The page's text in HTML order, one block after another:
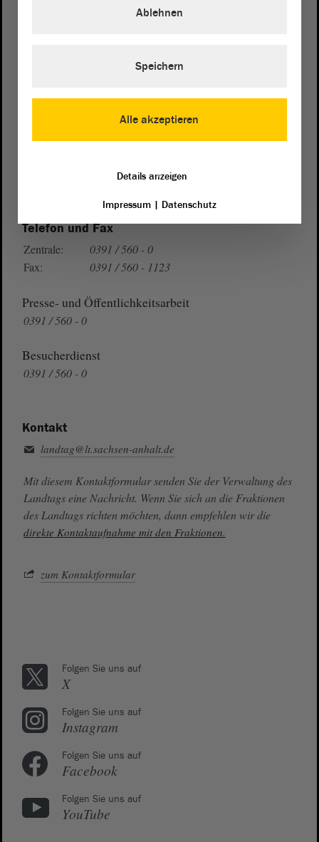
Landtagvon Sachsen-Anhalt
Wegbeschreibung
Telefon und Fax
Zentrale:
0391 / 560 - 0
Fax:
0391 / 560 - 1123
Presse- und Öffentlichkeitsarbeit
0391 / 560 - 0
Besucherdienst
0391 / 560 - 0
Kontakt
landtag@lt.sachsen-anhalt.de
Mit diesem Kontaktformular senden Sie der Verwaltung des
Landtags eine Nachricht. Wenn Sie sich an die Fraktionen
des Landtags richten möchten, dann empfehlen wir die
direkte Kontaktaufnahme mit den Fraktionen.
zum Kontaktformular
Folgen Sie uns auf
X
Folgen Sie uns auf
Instagram
Folgen Sie uns auf
Facebook
Folgen Sie uns auf
YouTube
Alle akzeptieren
Ablehnen
Speichern
Details anzeigen
Impressum| Datenschutz